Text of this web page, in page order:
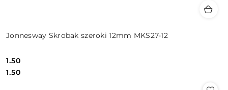
Jonnesway Skrobak szeroki 12mm MKS27-12
Cena:
1.50
Cena:
1.50